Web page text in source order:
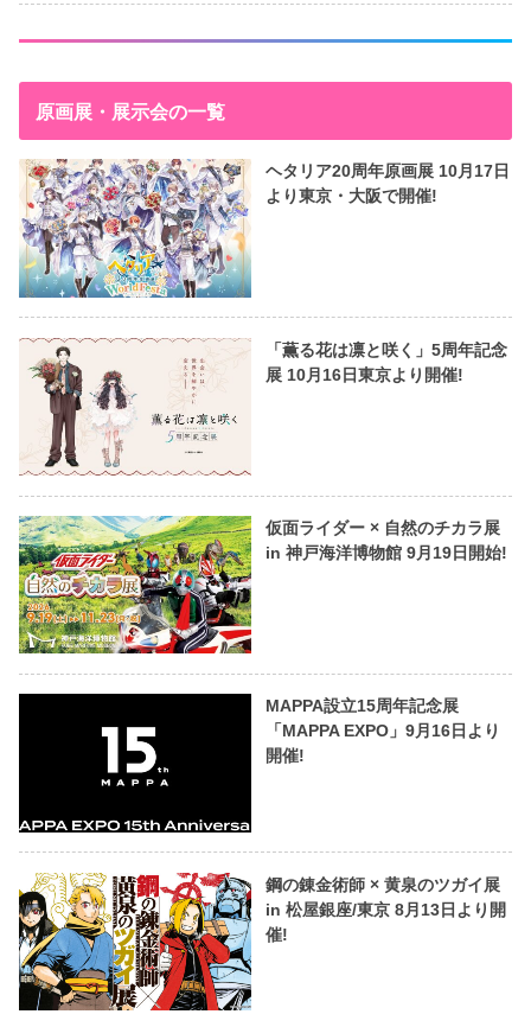
原画展・展示会の一覧
ヘタリア20周年原画展 10月17日
より東京・大阪で開催!
「薫る花は凛と咲く」5周年記念
展 10月16日東京より開催!
仮面ライダー × 自然のチカラ展
in 神戸海洋博物館 9月19日開始!
MAPPA設立15周年記念展
「MAPPA EXPO」9月16日より
開催!
鋼の錬金術師 × 黄泉のツガイ展
in 松屋銀座/東京 8月13日より開
催!